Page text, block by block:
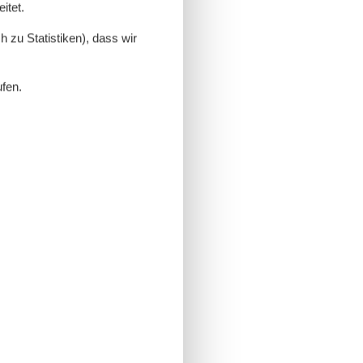
zu Statistiken), dass wir